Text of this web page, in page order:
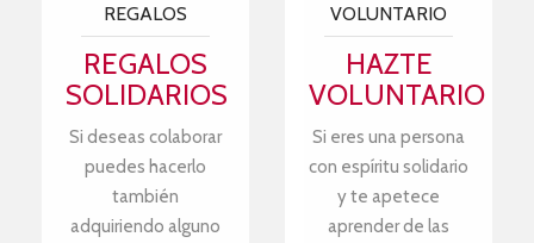
REGALOS
REGALOS
SOLIDARIOS
Si deseas colaborar
puedes hacerlo
también
adquiriendo alguno
VOLUNTARIO
HAZTE
VOLUNTARIO
Si eres una persona
con espíritu solidario
y te apetece
aprender de las